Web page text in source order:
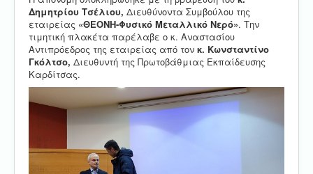
Δημητρίου Τσέλιου, Διευθύνοντα Συμβούλου της
εταιρείας «ΘΕΟΝΗ-Φυσικό Μεταλλικό Νερό». Την
τιμητική πλακέτα παρέλαβε ο κ. Αναστασίου
Αντιπρόεδρος της εταιρείας από τον κ. Κωνσταντίνο
Γκόλτσο, Διευθυντή της Πρωτοβάθμιας Εκπαίδευσης
Καρδίτσας.